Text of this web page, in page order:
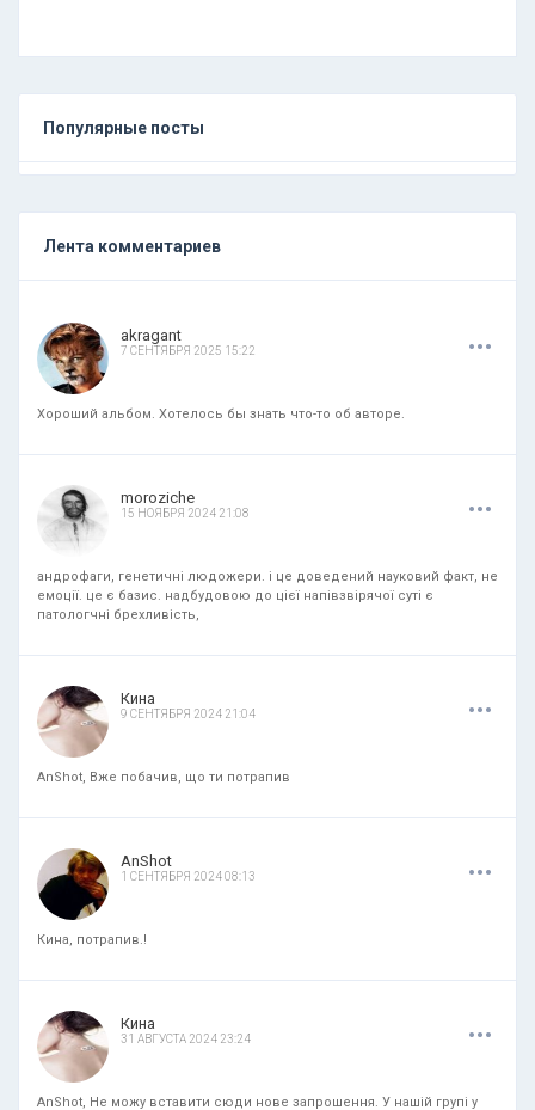
Популярные посты
Лента комментариев
akragant
7 СЕНТЯБРЯ 2025 15:22 ...
Хороший альбом. Хотелось бы знать что-то об авторе.
moroziche
15 НОЯБРЯ 2024 21:08 ...
андрофаги, генетичні людожери. і це доведений науковий факт, не
емоції. це є базис. надбудовою до цієї напівзвірячої суті є
патологчні брехливість,
Кина
9 СЕНТЯБРЯ 2024 21:04 ...
AnShot, Вже побачив, що ти потрапив
AnShot
1 СЕНТЯБРЯ 2024 08:13 ...
Кина, потрапив.!
Кина
31 АВГУСТА 2024 23:24 ...
AnShot, Не можу вставити сюди нове запрошення. У нашій групі у